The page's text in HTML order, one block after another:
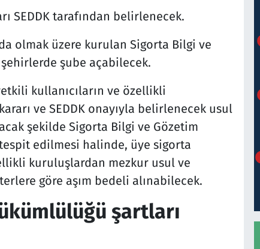
SEDDK tarafından belirlenecek.
olmak üzere kurulan Sigorta Bilgi ve
şube açabilecek.
kullanıcıların ve özellikli
ve SEDDK onayıyla belirlenecek usul
şekilde Sigorta Bilgi ve Gözetim
edilmesi halinde, üye sigorta
kuruluşlardan mezkur usul ve
göre aşım bedeli alınabilecek.
şartları